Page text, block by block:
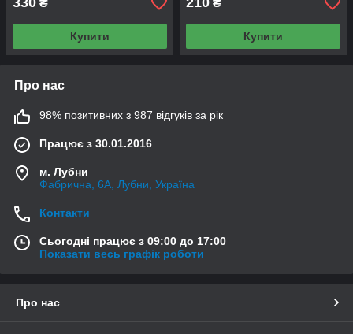
₴
Купити
₴
Купити
Про нас
98% позитивних з 987 відгуків за рік
Працює з 30.01.2016
м. Лубни
Фабрична, 6А, Лубни, Україна
Контакти
Сьогодні працює з 09:00 до 17:00
Показати весь графік роботи
Про нас